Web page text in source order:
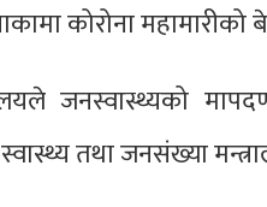
कोरोना
जनस्वास्थ्यको
तथा जनसंख्या